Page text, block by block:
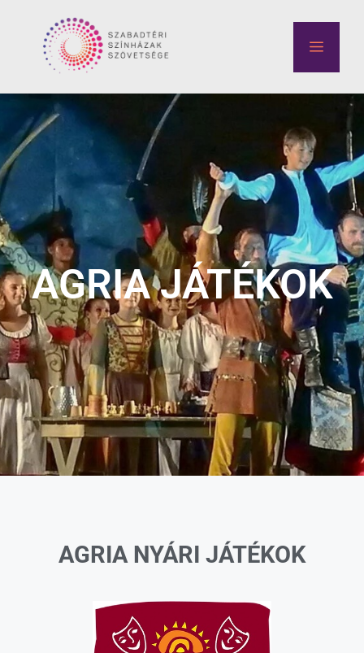
AGRIA JÁTÉKOK
AGRIA NYÁRI JÁTÉKOK